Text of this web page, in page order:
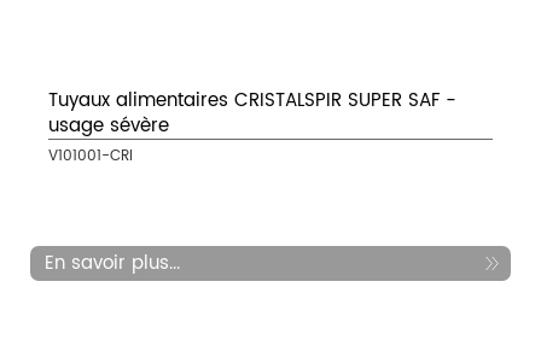
Tuyaux alimentaires CRISTALSPIR SUPER SAF -
usage sévère
V101001-CRI
En savoir plus...